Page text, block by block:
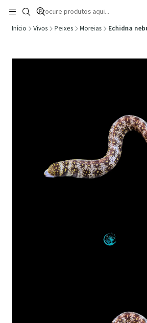
🚚 Portugal Continental: Portes Grátis desde
Ler mais
Início Vivos Peixes Moreias Echidna